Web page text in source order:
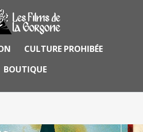
CULTURE PROHIBÉE
BOUTIQUE